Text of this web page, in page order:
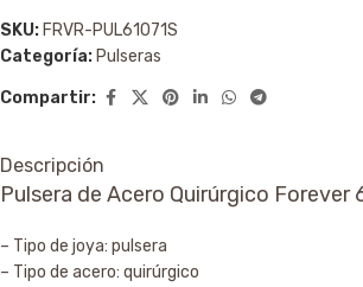
SKU: FRVR-PUL61071S
Categoría: Pulseras
Compartir:
Descripción
Pulsera de Acero Quirúrgico Forever
– Tipo de joya: pulsera
– Tipo de acero: quirúrgico